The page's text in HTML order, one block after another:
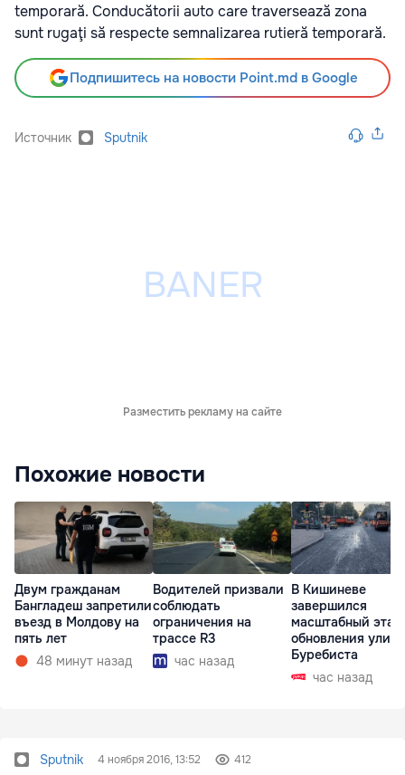
temporară. Conducătorii auto care traversează zona
sunt rugaţi să respecte semnalizarea rutieră temporară.
Подпишитесь на новости Point.md в Google
Источник Sputnik
Разместить рекламу на сайте
Похожие новости
Двум гражданам
Бангладеш запретили
въезд в Молдову на
пять лет
48 минут назад
Водителей призвали
соблюдать
ограничения на
трассе R3
час назад
В Кишиневе
завершился
масштабный этап
обновления
Буребиста
час назад
Sputnik 4 ноября 2016, 13:52 412